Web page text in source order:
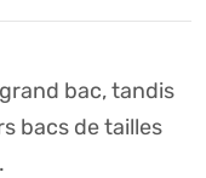
bac, tandis
bacs de tailles